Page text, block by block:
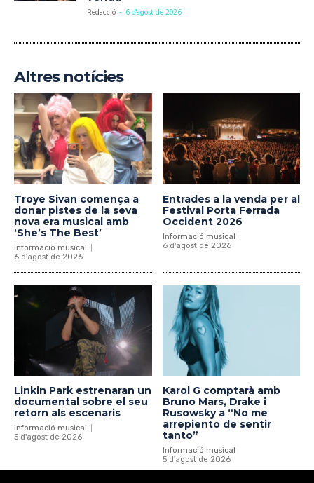
Redacció - 6 d'agost de 2026
Altres notícies
Troye Sivan comença a
donar pistes de la seva
nova era musical amb
‘She’s The Best’
Informació musical
6 d'agost de 2026
Entrades a la venda per al
Festival Porta Ferrada
Occident 2026
Informació musical
6 d'agost de 2026
Linkin Park estrenaran un
documental sobre el seu
retorn als escenaris
Informació musical
5 d'agost de 2026
Karol G comptarà amb
Bruno Mars, Drake i
Rusowsky a “No me
arrepiento de sentir
tanto”
Informació musical
5 d'agost de 2026